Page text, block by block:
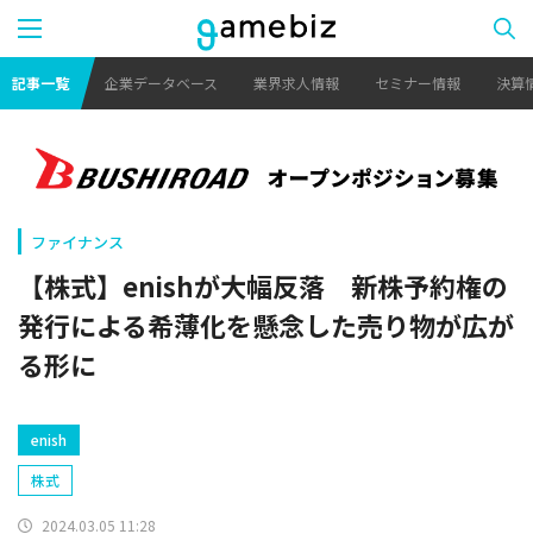
記事一覧 企業データベース 業界求人情報 セミナー情報 決算
ファイナンス
【株式】enishが大幅反落 新株予約権の
発行による希薄化を懸念した売り物が広が
る形に
enish
株式
2024.03.05 11:28